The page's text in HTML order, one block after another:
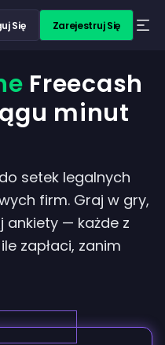
Się Zarejestruj Się
Freecash
minut
setek legalnych
firm. Graj w gry,
ankiety — każde z
zapłaci, zanim